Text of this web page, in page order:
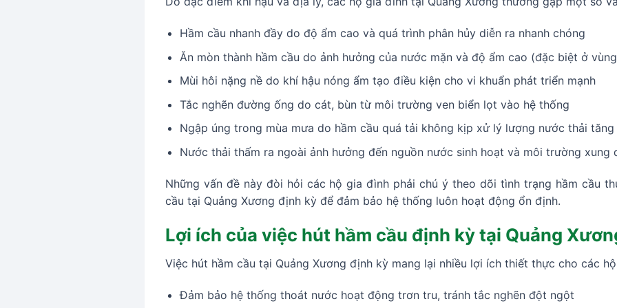
Hầm cầu nhanh đầy do độ ẩm cao và quá trình phân hủy diễn ra nhanh chóng
Ăn mòn thành hầm cầu do ảnh hưởng của nước mặn và độ ẩm cao (đặc biệt ở
Mùi hôi nặng nề do khí hậu nóng ẩm tạo điều kiện cho vi khuẩn phát triển mạnh
Tắc nghẽn đường ống do cát, bùn từ môi trường ven biển lọt vào hệ thống
Ngập úng trong mùa mưa do hầm cầu quá tải không kịp xử lý lượng nước thải tăng
Nước thải thấm ra ngoài ảnh hưởng đến nguồn nước sinh hoạt và môi trường xung
Những vấn đề này đòi hỏi các hộ gia đình phải chú ý theo dõi tình trạng hầm cầu
cầu tại Quảng Xương định kỳ để đảm bảo hệ thống luôn hoạt động ổn định.
Lợi ích của việc hút hầm cầu định kỳ tại Quảng
Việc hút hầm cầu tại Quảng Xương định kỳ mang lại nhiều lợi ích thiết thực cho các
Đảm bảo hệ thống thoát nước hoạt động trơn tru, tránh tắc nghẽn đột ngột